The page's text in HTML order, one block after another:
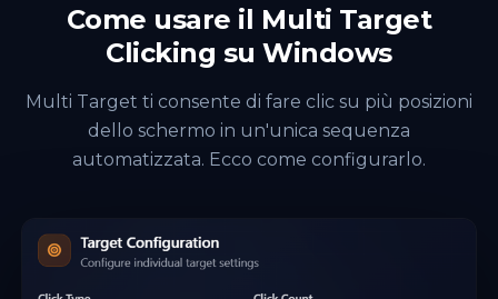
Come usare il Multi Target
Clicking su Windows
Multi Target ti consente di fare clic su più posizioni
dello schermo in un'unica sequenza
automatizzata. Ecco come configurarlo.